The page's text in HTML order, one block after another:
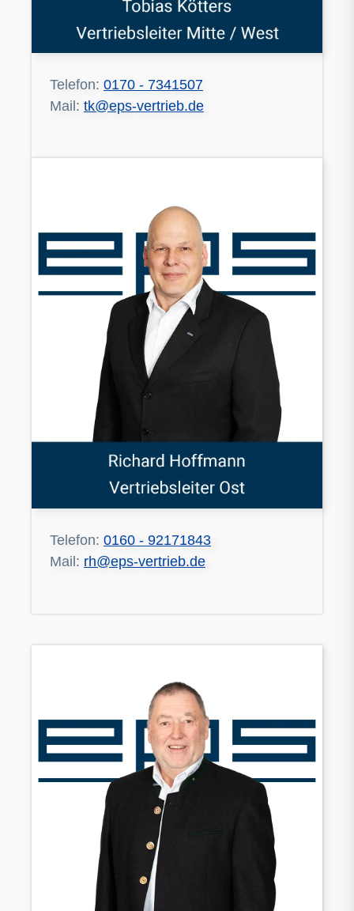
Telefon: 0170 - 7341507
Mail: tk@eps-vertrieb.de
Telefon: 0160 - 92171843
Mail: rh@eps-vertrieb.de